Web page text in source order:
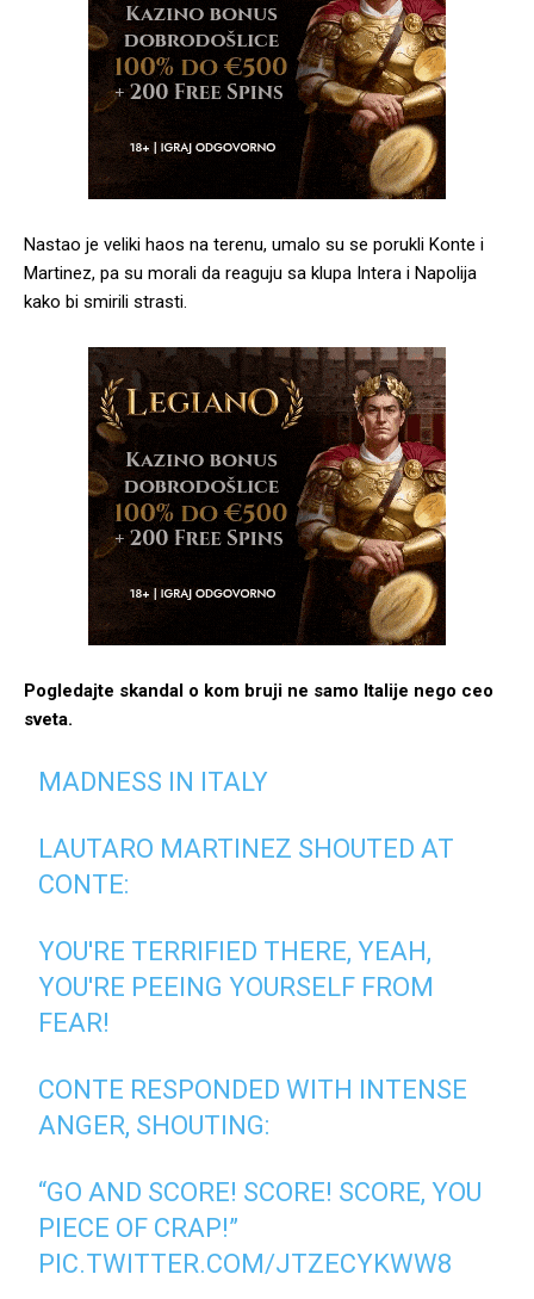
Nastao je veliki haos na terenu, umalo su se porukli Konte i
Martinez, pa su morali da reaguju sa klupa Intera i Napolija
kako bi smirili strasti.
Pogledajte skandal o kom bruji ne samo Italije nego ceo
sveta.
MADNESS IN ITALY
LAUTARO MARTINEZ SHOUTED AT
CONTE:
YOU'RE TERRIFIED THERE, YEAH,
YOU'RE PEEING YOURSELF FROM
FEAR!
CONTE RESPONDED WITH INTENSE
ANGER, SHOUTING:
“GO AND SCORE! SCORE! SCORE, YOU
PIECE OF CRAP!”
PIC.TWITTER.COM/JTZECYKWW8